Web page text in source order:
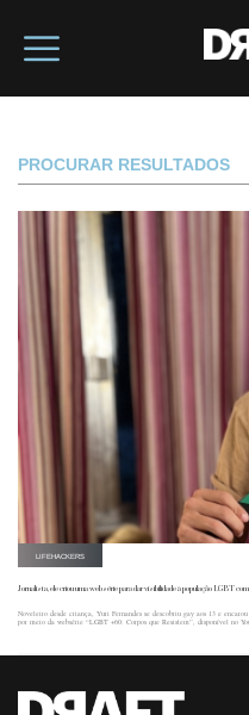
PROCURAR RESULTADOS
LIFEHACKERS
Jornalista, ele criou uma websérie para dar visibilidade à população LGBT
Noveleiro desde criança, Yuri Fernandes se descobriu gay aos 13 e
por meio da websérie “LGBT +60: Corpos que Resistem”, disponível no